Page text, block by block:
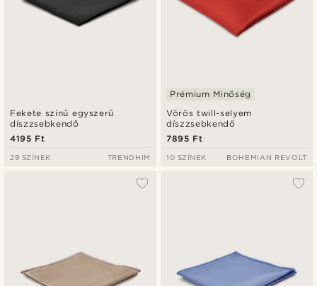
Fekete színű egyszerű
díszzsebkendő
4195 Ft
29 SZÍNEK TRENDHIM
Vörös twill-selyem
díszzsebkendő
Prémium Minőség
7895 Ft
10 SZÍNEK BOHEMIAN REVOLT